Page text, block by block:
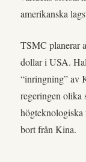
amerikanska
TSMC planerar
dollar i USA.
“inringning” av
regeringen olika
bort från Kina.